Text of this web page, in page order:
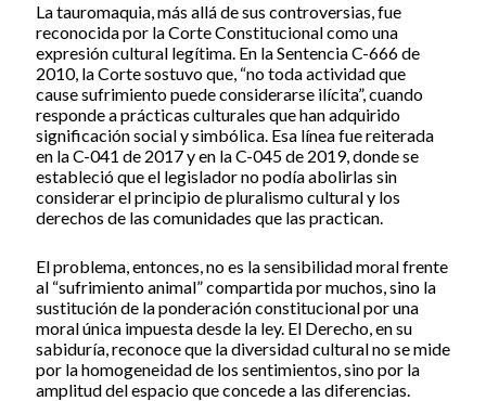
La tauromaquia, más allá de sus controversias, fue
reconocida por la Corte Constitucional como una
expresión cultural legítima. En la Sentencia C-666 de
2010, la Corte sostuvo que, “no toda actividad que
cause sufrimiento puede considerarse ilícita”, cuando
responde a prácticas culturales que han adquirido
significación social y simbólica. Esa línea fue reiterada
en la C-041 de 2017 y en la C-045 de 2019, donde se
estableció que el legislador no podía abolirlas sin
considerar el principio de pluralismo cultural y los
derechos de las comunidades que las practican.
El problema, entonces, no es la sensibilidad moral frente
al “sufrimiento animal” compartida por muchos, sino la
sustitución de la ponderación constitucional por una
moral única impuesta desde la ley. El Derecho, en su
sabiduría, reconoce que la diversidad cultural no se mide
por la homogeneidad de los sentimientos, sino por la
amplitud del espacio que concede a las diferencias.